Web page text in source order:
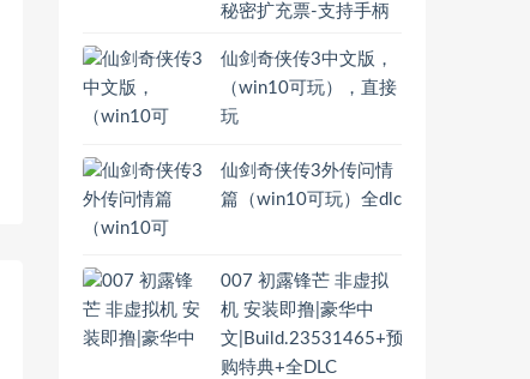
秘密扩充票-支持手柄
仙剑奇侠传3中文版，
（win10可玩），直接
玩
仙剑奇侠传3外传问情
篇（win10可玩）全dlc
007 初露锋芒 非虚拟
机 安装即撸|豪华中
文|Build.23531465+预
购特典+全DLC